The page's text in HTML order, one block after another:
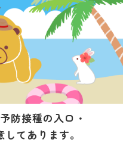
防接種の入口・
てあります。